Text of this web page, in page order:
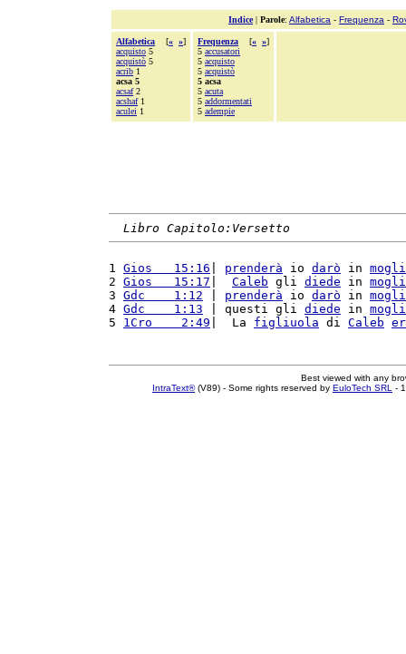
Indice| Parole: Alfabetica - Frequenza -
Alfabetica [« »]
acquisto 5
acquistò 5
acrib 1
acsa 5
acsaf2
acshaf1
aculei 1
Frequenza [« »]
5 accusatori
5 acquisto
5 acquistò
5 acsa
5 acuta
5 addormentati
5 adempie
Libro Capitolo:Versetto
1 Gios   15:16 prenderà io darò in
2 Gios   15:17 Caleb gli diede in
3 Gdc    1:12 prenderà io darò in
4 Gdc    1:13 | questi gli diede in
5 1Cro    2:49 |  La figliuola di Caleb
Best viewed with any
IntraText®(V89) - Some rights reserved by EuloTech SRL -